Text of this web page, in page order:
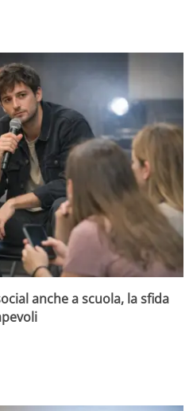
anche a scuola, la sfida